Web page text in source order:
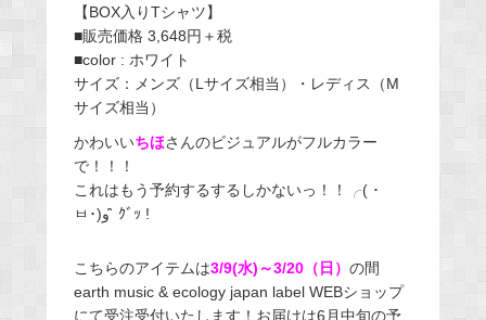
【BOX入りTシャツ】
■販売価格 3,648円＋税
■color : ホワイト
サイズ：メンズ（Lサイズ相当）・レディス（M
サイズ相当）
かわいいちほさんのビジュアルがフルカラー
で！！！
これはもう予約するするしかないっ！！╭( ･
ㅂ･)و ̑̑ ｸﾞｯ !
こちらのアイテムは3/9(水)～3/20（日） の間
earth music & ecology japan label WEBショップ
にて受注受付いたします！お届けは6月中旬の予